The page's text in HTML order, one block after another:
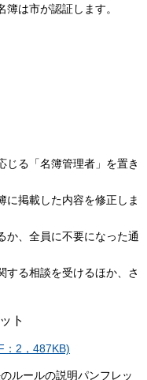
は市が認証します。
じる「名簿管理者」を置き
に掲載した内容を修正しま
か、全員に不要になった通
する相談を受けるほか、さ
ト
：2，487KB)
ルールの説明パンフレッ